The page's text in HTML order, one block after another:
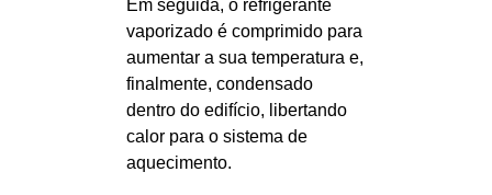
Em seguida, o refrigerante
vaporizado é comprimido para
aumentar a sua temperatura e,
finalmente, condensado
dentro do edifício, libertando
calor para o sistema de
aquecimento.